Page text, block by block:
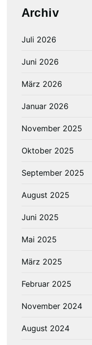
Archiv
Juli 2026
Juni 2026
März 2026
Januar 2026
November 2025
Oktober 2025
September 2025
August 2025
Juni 2025
Mai 2025
März 2025
Februar 2025
November 2024
August 2024